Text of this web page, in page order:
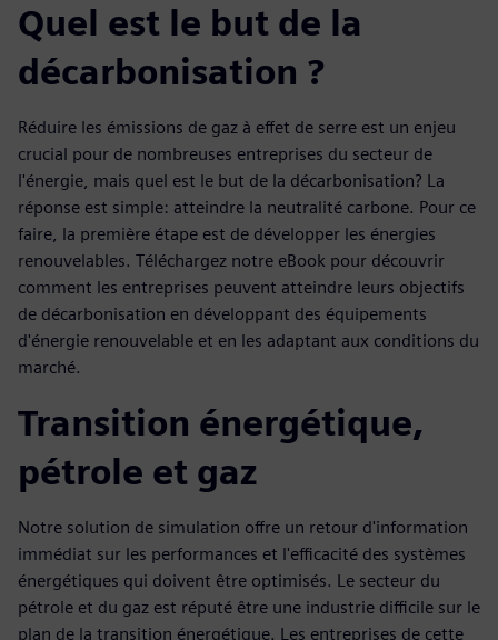
Quel est le but de la
décarbonisation ?
Réduire les émissions de gaz à effet de serre est un enjeu
crucial pour de nombreuses entreprises du secteur de
l'énergie, mais quel est le but de la décarbonisation? La
réponse est simple: atteindre la neutralité carbone. Pour ce
faire, la première étape est de développer les énergies
renouvelables. Téléchargez notre eBook pour découvrir
comment les entreprises peuvent atteindre leurs objectifs
de décarbonisation en développant des équipements
d'énergie renouvelable et en les adaptant aux conditions du
marché.
Transition énergétique,
pétrole et gaz
Notre solution de simulation offre un retour d'information
immédiat sur les performances et l'efficacité des systèmes
énergétiques qui doivent être optimisés. Le secteur du
pétrole et du gaz est réputé être une industrie difficile sur le
plan de la transition énergétique. Les entreprises de cette